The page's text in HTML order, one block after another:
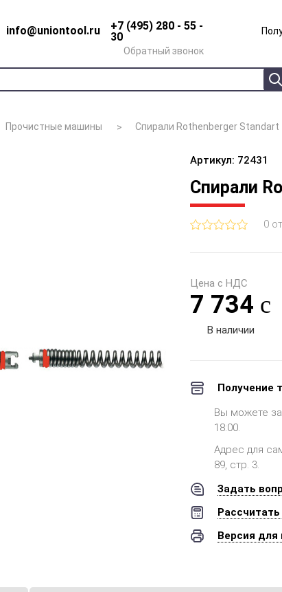
info@uniontool.ru
+7 (495) 280 - 55 -
30
Обратный звонок
Прочистные машины Спирали Rothenberger Standart
Артикул: 72431
Спирали
0
Цена с НДС
7 734
В наличии
Получение
Вы можете
18:00.
Адрес для
89, стр. 3.
Задать
Версия для